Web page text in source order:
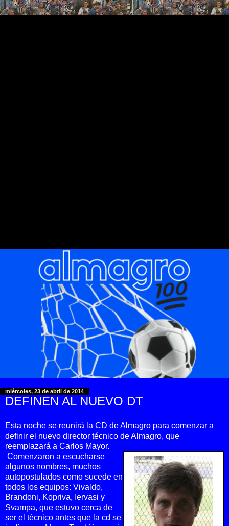
miércoles, 23 de abril de 2014
DEFINEN AL NUEVO DT
Esta noche se reunirá la CD de Almagro para comenzar a
definir el nuevo director técnico de Almagro, que
reemplazará a Carlos Mayor.
Comenzaron a escucharse
algunos nombres, muchos
autopostulados como sucede en
todos los equipos: Vivaldo,
Brandoni, Kopriva, Iervasi y
Svampa, que estuvo cerca de
ser el técnico antes que la cd se